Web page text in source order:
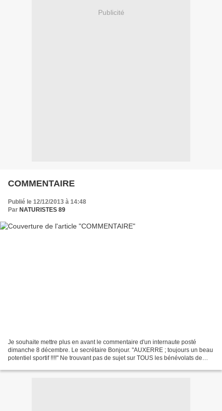
Publicité
COMMENTAIRE
Publié le 12/12/2013 à 14:48
Par NATURISTES 89
Je souhaite mettre plus en avant le commentaire d'un internaute posté
dimanche 8 décembre. Le secrétaire Bonjour. "AUXERRE ; toujours un beau
potentiel sportif !!!!" Ne trouvant pas de sujet sur TOUS les bénévolats de